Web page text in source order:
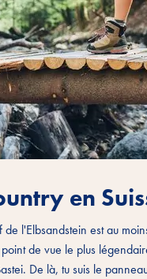
en
l'Elbsandstein est au
de vue le plus
De là, tu suis le